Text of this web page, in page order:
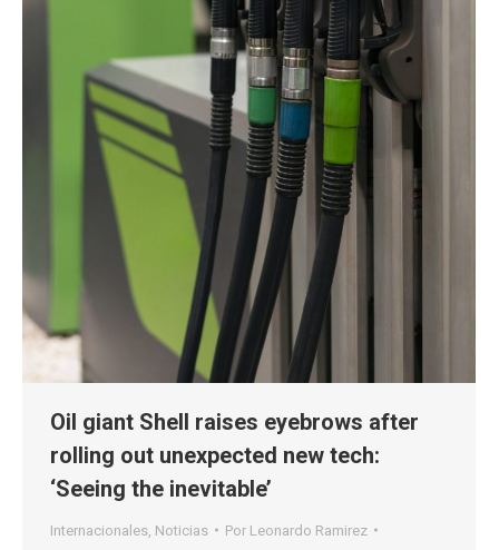
Oil giant Shell raises eyebrows after
rolling out unexpected new tech:
‘Seeing the inevitable’
Internacionales Noticias Por Leonardo Ramirez